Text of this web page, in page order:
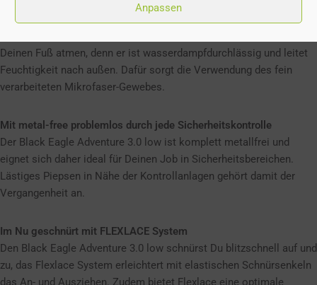
Anpassen
Atmungsaktiv dank Textil-Obermaterial
Deinen Fuß atmen, denn er ist wasserdampfdurchlässig und leitet
Feuchtigkeit nach außen. Dafür sorgt die Verwendung des fein
verarbeiteten Mikrofaser-Gewebes.
Mit metal-free problemlos durch jede Sicherheitskontrolle
Der Black Eagle Adventure 3.0 low ist komplett metallfrei und
eignet sich daher ideal für Deinen Job in Sicherheitsbereichen.
Lästiges Piepsen in Nähe der Kontrollanlagen gehört damit der
Vergangenheit an.
Im Nu geschnürt mit FLEXLACE System
Den Black Eagle Adventure 3.0 low schnürst Du blitzschnell auf und
zu, das Flexlace System erleichtert mit elastischen Schnürsenkeln
das An- und Ausziehen. Zudem bietet Flexlace eine optimale